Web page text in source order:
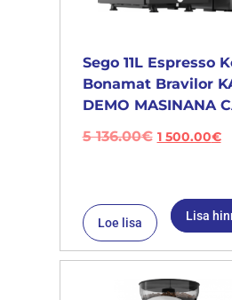
Sego 11L Espresso
Bonamat Bravilor
DEMO MASINANA
5 136.00€ 1 500.00€
Loe lisa Lisa